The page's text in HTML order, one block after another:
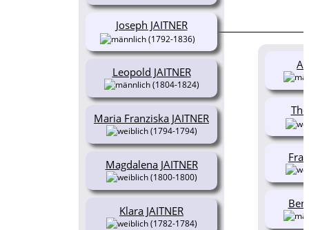
Leopold JAITNER
(1804-1824)
Maria Franziska JAITNER
(1794-1794)
Magdalena JAITNER
(1800-1800)
Klara JAITNER
(1782-1784)
Joseph JAITNER
(1792-1836)